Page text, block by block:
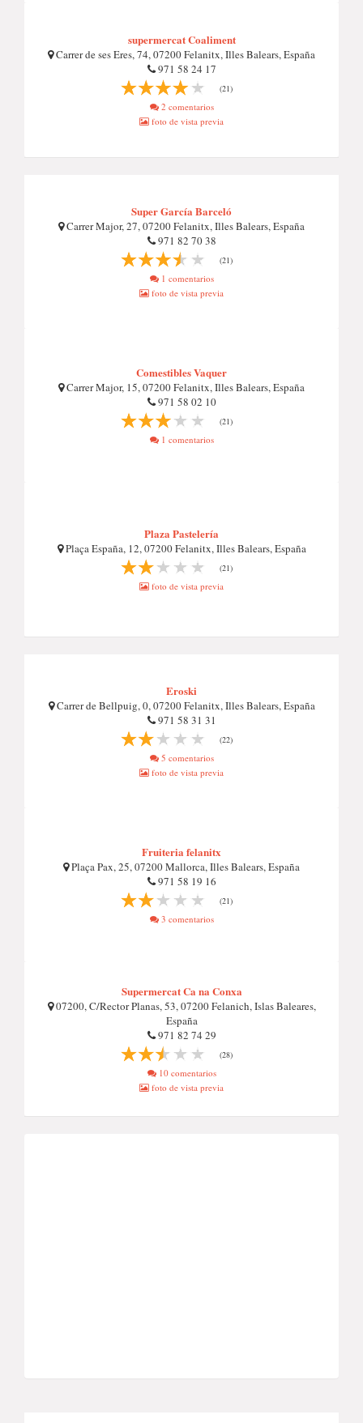
supermercat Coaliment
Carrer de ses Eres, 74, 07200 Felanitx, Illes Balears, España
971 58 24 17
(21)
2 comentarios
foto de vista previa
Super García Barceló
Carrer Major, 27, 07200 Felanitx, Illes Balears, España
971 82 70 38
(21)
1 comentarios
foto de vista previa
Comestibles Vaquer
Carrer Major, 15, 07200 Felanitx, Illes Balears, España
971 58 02 10
(21)
1 comentarios
Plaza Pastelería
Plaça España, 12, 07200 Felanitx, Illes Balears, España
(21)
foto de vista previa
Eroski
Carrer de Bellpuig, 0, 07200 Felanitx, Illes Balears, España
971 58 31 31
(22)
5 comentarios
foto de vista previa
Fruiteria felanitx
Plaça Pax, 25, 07200 Mallorca, Illes Balears, España
971 58 19 16
(21)
3 comentarios
Supermercat Ca na Conxa
07200, C/Rector Planas, 53, 07200 Felanich, Islas Baleares,
España
971 82 74 29
(28)
10 comentarios
foto de vista previa